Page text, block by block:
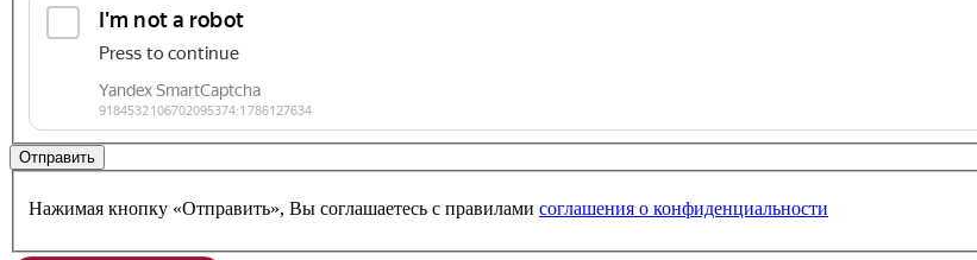
Нажимая кнопку «Отправить», Вы соглашаетесь c правилами соглашения о конфиденциальности